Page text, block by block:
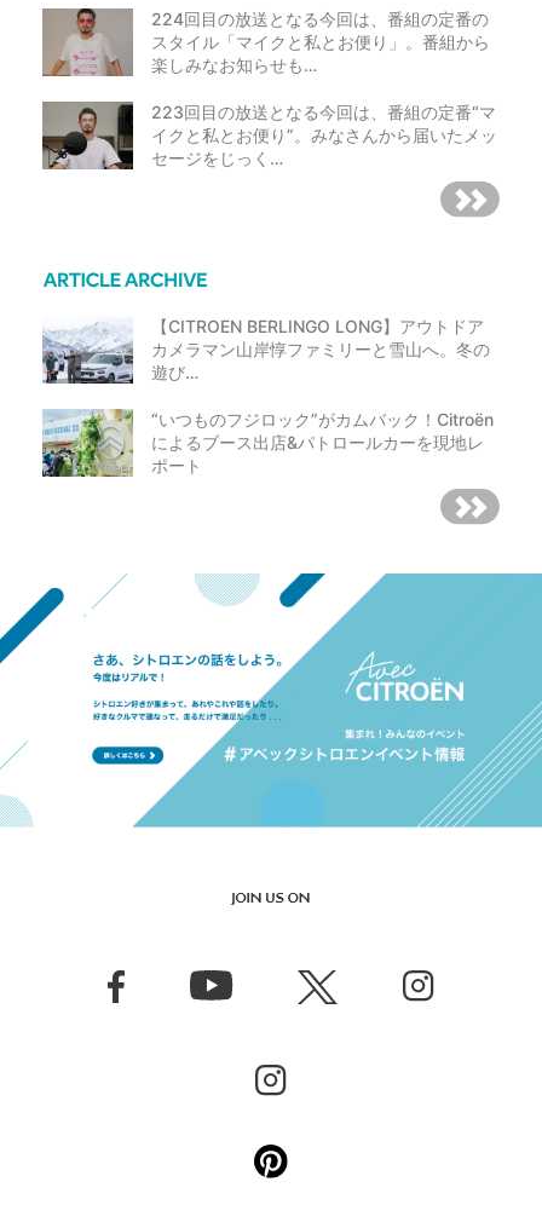
224回目の放送となる今回は、番組の定番の
スタイル「マイクと私とお便り」。番組から
楽しみなお知らせも…
223回目の放送となる今回は、番組の定番“マ
イクと私とお便り”。みなさんから届いたメッ
セージをじっく…
【CITROEN BERLINGO LONG】アウトドア
カメラマン山岸惇ファミリーと雪山へ。冬の
遊び…
“いつものフジロック”がカムバック！Citroën
によるブース出店&パトロールカーを現地レ
ポート